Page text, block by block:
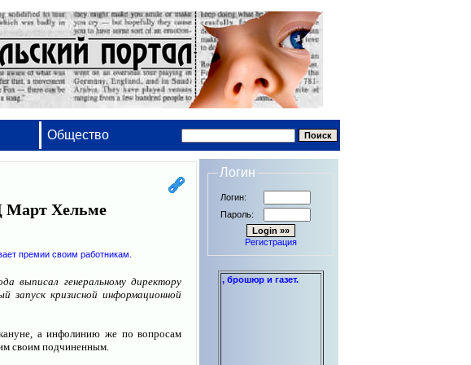
Общество
Март Хельме
выписал генеральному директору
запуск кризисной информационной
а инфолинию же по вопросам
своим подчиненным.
Логин
Логин:
Пароль:
Регистрация
- от проектов и дипломов до книг, брошюр и газет.